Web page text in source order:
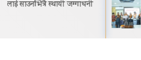
गीति एल्बम ‘जागृति’ राजधानी
विशेष समारोहबीच लोकार्पण